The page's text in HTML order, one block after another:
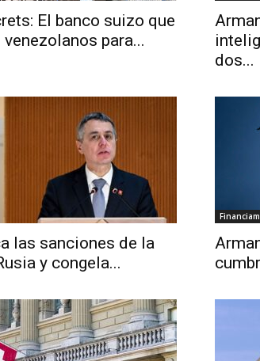
El banco suizo que
para...
dos...
las sanciones de la
y congela...